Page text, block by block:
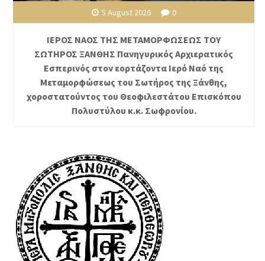
5 August 2026 0
ΙΕΡΟΣ ΝΑΟΣ ΤΗΣ ΜΕΤΑΜΟΡΦΩΣΕΩΣ ΤΟΥ
ΣΩΤΗΡΟΣ ΞΑΝΘΗΣ Πανηγυρικός Αρχιερατικός
Εσπερινός στον εορτάζοντα Ιερό Ναό της
Μεταμορφώσεως του Σωτήρος της Ξάνθης,
χοροστατούντος του Θεοφιλεστάτου Επισκόπου
Πολυστύλου κ.κ. Σωφρονίου.